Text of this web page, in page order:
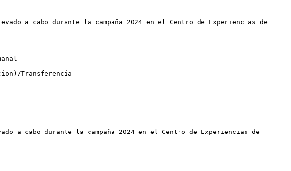
a cabo durante la campaña 2024 en el Centro de Experiencias de
Transferencia
a cabo durante la campaña 2024 en el Centro de Experiencias de